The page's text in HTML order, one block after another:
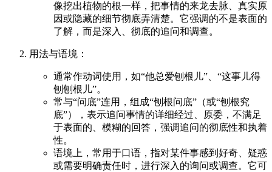
像挖出植物的根一样，把事情的来龙去脉、真实原
因或隐藏的细节彻底弄清楚。它强调的不是表面的
了解，而是深入、彻底的追问和调查。
用法与语境：
通常作动词使用，如“他总爱刨根儿”、“这事儿得
刨刨根儿”。
常与“问底”连用，组成“刨根问底”（或“刨根究
底”），表示追问事情的详细经过、原委，不满足
于表面的、模糊的回答，强调追问的彻底性和执着
性。
语境上，常用于口语，指对某件事感到好奇、疑惑
或需要明确责任时，进行深入的询问或调查。它可